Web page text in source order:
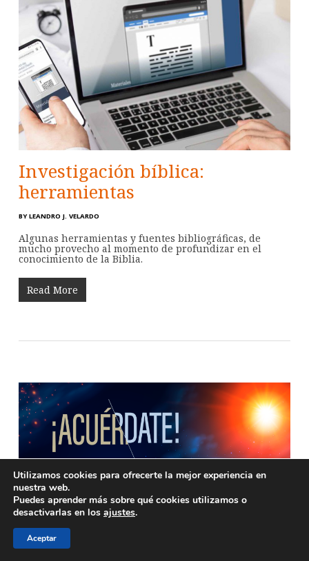
Investigación bíblica:
herramientas
BY LEANDRO J. VELARDO
Algunas herramientas y fuentes bibliográficas, de
mucho provecho al momento de profundizar en el
conocimiento de la Biblia.
Read More
Utilizamos cookies para ofrecerte la mejor experiencia en
nuestra web.
Puedes aprender más sobre qué cookies utilizamos o
desactivarlas en los ajustes.
Aceptar